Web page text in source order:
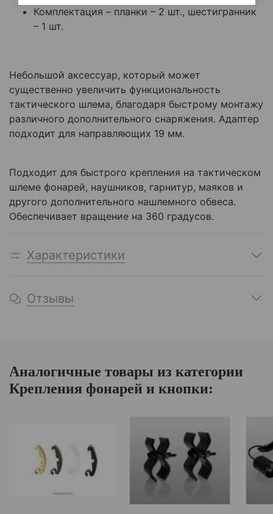
Комплектация – планки – 2 шт., шестигранник
– 1 шт.
Небольшой аксессуар, который может
существенно увеличить функциональность
тактического шлема, благодаря быстрому монтажу
различного дополнительного снаряжения. Адаптер
подходит для направляющих 19 мм.
Подходит для быстрого крепления на тактическом
шлеме фонарей, наушников, гарнитур, маяков и
другого дополнительного нашлемного обвеса.
Обеспечивает вращение на 360 градусов.
Характеристики
Отзывы
Аналогичные товары из категории
Крепления фонарей и кнопки: